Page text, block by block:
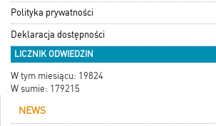
Polityka prywatności
Deklaracja dostępności
LICZNIK ODWIEDZIN
W tym miesiącu: 19824
W sumie: 179215
NEWS